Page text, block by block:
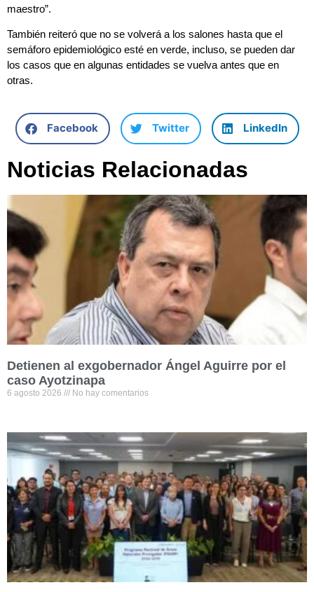
maestro”.
También reiteró que no se volverá a los salones hasta que el
semáforo epidemiológico esté en verde, incluso, se pueden dar
los casos que en algunas entidades se vuelva antes que en
otras.
Facebook Twitter LinkedIn
Noticias Relacionadas
Detienen al exgobernador Ángel Aguirre por el
caso Ayotzinapa
6 agosto 2026 No hay comentarios